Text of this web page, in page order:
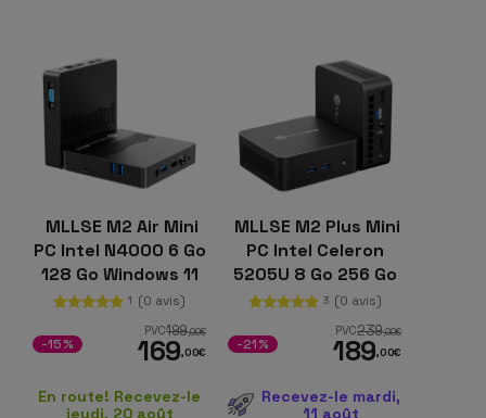
MLLSE M2 Air Mini
PC Intel N4000 6 Go
128 Go Windows 11
Noir1 (0 avis)
PVC199,00€
169,00€
-15%
En route! Recevez-le
MLLSE M2 Plus Mini
PC Intel Celeron
5205U 8 Go 256 Go
Windows 11
3 (0 avis)
PVC239,00€
189,00€
-21%
Recevez-le mardi,